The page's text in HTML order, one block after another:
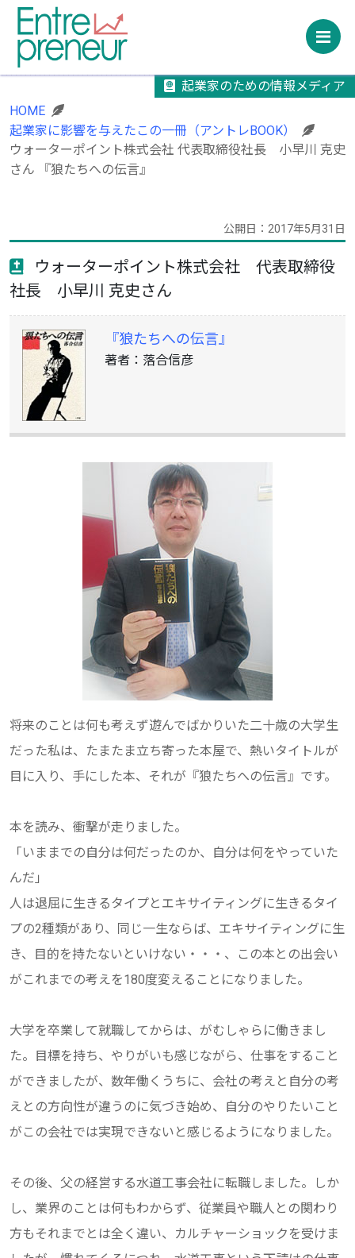
起業家のための情報メディア
HOME
起業家に影響を与えたこの一冊（アントレBOOK）
ウォーターポイント株式会社 代表取締役社長 小早川 克史
さん 『狼たちへの伝言』
公開日：2017年5月31日
ウォーターポイント株式会社 代表取締役
社長 小早川 克史さん
『狼たちへの伝言』
著者：落合信彦
将来のことは何も考えず遊んでばかりいた二十歳の大学生
だった私は、たまたま立ち寄った本屋で、熱いタイトルが
目に入り、手にした本、それが『狼たちへの伝言』です。
本を読み、衝撃が走りました。
「いままでの自分は何だったのか、自分は何をやっていた
んだ」
人は退屈に生きるタイプとエキサイティングに生きるタイ
プの2種類があり、同じ一生ならば、エキサイティングに生
き、目的を持たないといけない・・・、この本との出会い
がこれまでの考えを180度変えることになりました。
大学を卒業して就職してからは、がむしゃらに働きまし
た。目標を持ち、やりがいも感じながら、仕事をすること
ができましたが、数年働くうちに、会社の考えと自分の考
えとの方向性が違うのに気づき始め、自分のやりたいこと
がこの会社では実現できないと感じるようになりました。
その後、父の経営する水道工事会社に転職しました。しか
し、業界のことは何もわからず、従業員や職人との関わり
方もそれまでとは全く違い、カルチャーショックを受けま